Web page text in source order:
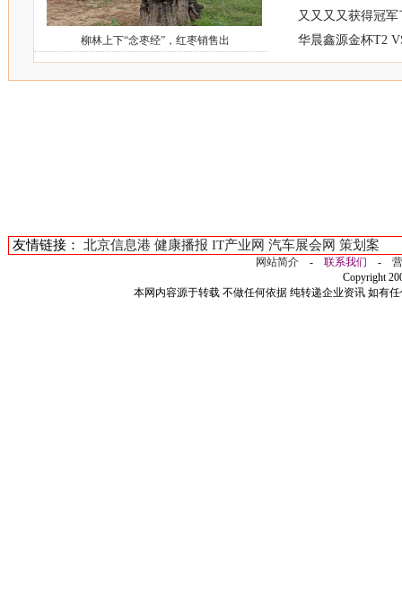
柳林上下“念枣经”，红枣销售出
又又又又获得冠
华晨鑫源金杯T2
友情链接： 北京信息港 健康播报 IT产业网 汽车展会网 策划案
网站简介 - 联系我们 -
Copyright
本网内容源于转载 不做任何依据 纯转递企业资讯 如有